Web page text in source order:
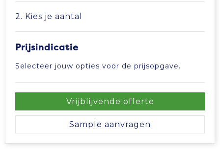
2. Kies je aantal
Prijsindicatie
Selecteer jouw opties voor de prijsopgave.
Vrijblijvende offerte
Sample aanvragen